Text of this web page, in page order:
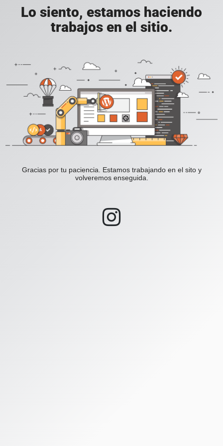
Lo siento, estamos haciendo
trabajos en el sitio.
Gracias por tu paciencia. Estamos trabajando en el sito y
volveremos enseguida.